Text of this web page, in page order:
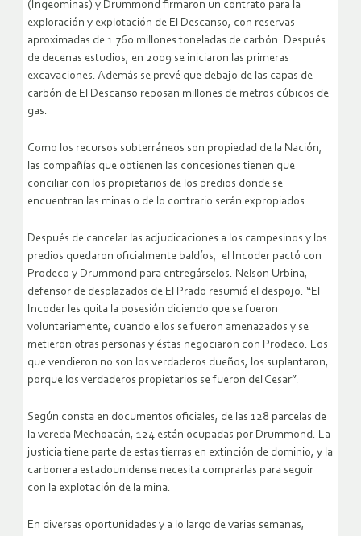
(Ingeominas) y Drummond firmaron un contrato para la
exploración y explotación de El Descanso, con reservas
aproximadas de 1.760 millones toneladas de carbón. Después
de decenas estudios, en 2009 se iniciaron las primeras
excavaciones. Además se prevé que debajo de las capas de
carbón de El Descanso reposan millones de metros cúbicos de
gas.
Como los recursos subterráneos son propiedad de la Nación,
las compañías que obtienen las concesiones tienen que
conciliar con los propietarios de los predios donde se
encuentran las minas o de lo contrario serán expropiados.
Después de cancelar las adjudicaciones a los campesinos y los
predios quedaron oficialmente baldíos, el Incoder pactó con
Prodeco y Drummond para entregárselos. Nelson Urbina,
defensor de desplazados de El Prado resumió el despojo: “El
Incoder les quita la posesión diciendo que se fueron
voluntariamente, cuando ellos se fueron amenazados y se
metieron otras personas y éstas negociaron con Prodeco. Los
que vendieron no son los verdaderos dueños, los suplantaron,
porque los verdaderos propietarios se fueron del Cesar”.
Según consta en documentos oficiales, de las 128 parcelas de
la vereda Mechoacán, 124 están ocupadas por Drummond. La
justicia tiene parte de estas tierras en extinción de dominio, y la
carbonera estadounidense necesita comprarlas para seguir
con la explotación de la mina.
En diversas oportunidades y a lo largo de varias semanas,